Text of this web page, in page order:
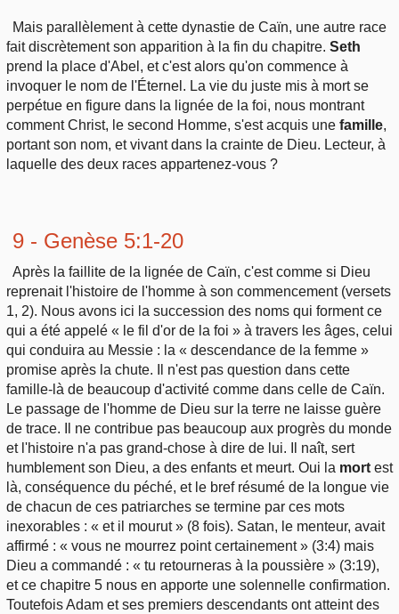
Mais parallèlement à cette dynastie de Caïn, une autre race
fait discrètement son apparition à la fin du chapitre. Seth
prend la place d'Abel, et c'est alors qu'on commence à
invoquer le nom de l'Éternel. La vie du juste mis à mort se
perpétue en figure dans la lignée de la foi, nous montrant
comment Christ, le second Homme, s'est acquis une famille,
portant son nom, et vivant dans la crainte de Dieu. Lecteur, à
laquelle des deux races appartenez-vous ?
9 - Genèse 5:1-20
Après la faillite de la lignée de Caïn, c'est comme si Dieu
reprenait l'histoire de l'homme à son commencement (versets
1, 2). Nous avons ici la succession des noms qui forment ce
qui a été appelé « le fil d'or de la foi » à travers les âges, celui
qui conduira au Messie : la « descendance de la femme »
promise après la chute. Il n'est pas question dans cette
famille-là de beaucoup d'activité comme dans celle de Caïn.
Le passage de l'homme de Dieu sur la terre ne laisse guère
de trace. Il ne contribue pas beaucoup aux progrès du monde
et l'histoire n'a pas grand-chose à dire de lui. Il naît, sert
humblement son Dieu, a des enfants et meurt. Oui la mortest
là, conséquence du péché, et le bref résumé de la longue vie
de chacun de ces patriarches se termine par ces mots
inexorables : « et il mourut » (8 fois). Satan, le menteur, avait
affirmé : « vous ne mourrez point certainement » (3:4) mais
Dieu a commandé : « tu retourneras à la poussière » (3:19),
et ce chapitre 5 nous en apporte une solennelle confirmation.
Toutefois Adam et ses premiers descendants ont atteint des